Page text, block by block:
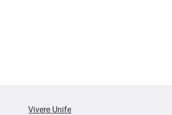
Vivere Unife